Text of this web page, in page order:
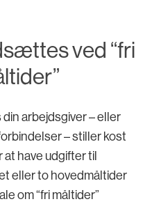
ved “fri
din arbejdsgiver – eller
– stiller kost
have udgifter til
eller to hovedmåltider
om “fri måltider”